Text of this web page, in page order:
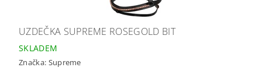
UZDEČKA SUPREME ROSEGOLD BIT
SKLADEM
Značka: Supreme